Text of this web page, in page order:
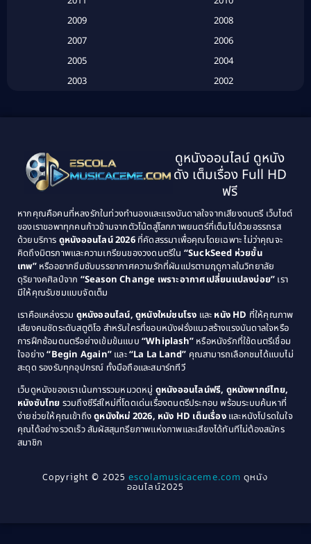
Classic หนังคลาสสิก(25)
Classic หนังคลาสสิก(134)
Classic หนังคลาสสิก(21)
Comedy ตลก(515)
Comedy ตลก(46)
Coming of Age ก้าวพ้นวัย(1)
Coming-of-Age(3)
Community(1)
Crime อาชญากรรม(289)
Cult Film(4)
2009
2008
2007
2006
2005
2004
2003
2002
1995
1994
1993
1992
1989
1988
1987
1986
1985
1984
1983
1982
1979
1978
1976
1975
1974
1971
1970
1969
1968
1964
1963
1940
ดูหนังออนไลน์ ดูหนัง
ดัง เต็มเรื่อง Full HD
ฟรี
หากคุณคือคนที่หลงรักในท่วงทำนองและแรงบันดาลใจจากเสียงดนตรี เว็บไซต์
ของเราขอพาทุกคนก้าวข้ามจากตัวโน้ตสู่โลกภาพยนตร์ที่เต็มไปด้วยอรรถรส
ด้วยบริการ ดูหนังออนไลน์ 2026ที่คัดสรรมาเพื่อคุณโดยเฉพาะ ไม่ว่าคุณจะ
คิดถึงมิตรภาพและความเกรียนของวงดนตรีใน “SuckSeed ห่วยขั้น
เทพ”หรืออยากซึมซับบรรยากาศความรักที่ผันแปรตามฤดูกาลในวิทยาลัย
ดุริยางคศิลป์จาก “Season Change เพราะอากาศเปลี่ยนแปลงบ่อย” เรา
มีให้คุณรับชมแบบจัดเต็ม
เราคือแหล่งรวม ดูหนังออนไลน์, ดูหนังใหม่ชนโรง และ หนัง HD ที่ให้คุณภาพ
เสียงคมชัดระดับสตูดิโอ สำหรับใครที่ชอบหนังฝรั่งแนวสร้างแรงบันดาลใจหรือ
การฝึกซ้อมดนตรีอย่างเข้มข้นแบบ “Whiplash” หรือหนังรักที่ใช้ดนตรีเชื่อม
ใจอย่าง“Begin Again” และ“La La Land” คุณสามารถเลือกชมได้แบบไม่
สะดุด รองรับทุกอุปกรณ์ ทั้งมือถือและสมาร์ททีวี
เว็บดูหนังของเราเน้นการรวมหมวดหมู่ ดูหนังออนไลน์ฟรี, ดูหนังพากย์ไทย,
หนังซับไทย รวมถึงซีรีส์ใหม่ที่โดดเด่นเรื่องดนตรีประกอบ พร้อมระบบค้นหาที่
ง่ายช่วยให้คุณเข้าถึงดูหนังใหม่ 2026, หนัง HD เต็มเรื่องและหนังโปรดในใจ
คุณได้อย่างรวดเร็ว สัมผัสสุนทรียภาพแห่งภาพและเสียงได้ทันทีไม่ต้องสมัคร
สมาชิก
Copyright © 2025escolamusicaceme.com ดูหนัง
ออนไลน์2025